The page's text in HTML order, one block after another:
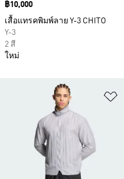
Price
฿10,000
เสื้อแทรคพิมพ์ลาย Y-3 CHITO
Y-3
2 สี
ใหม่